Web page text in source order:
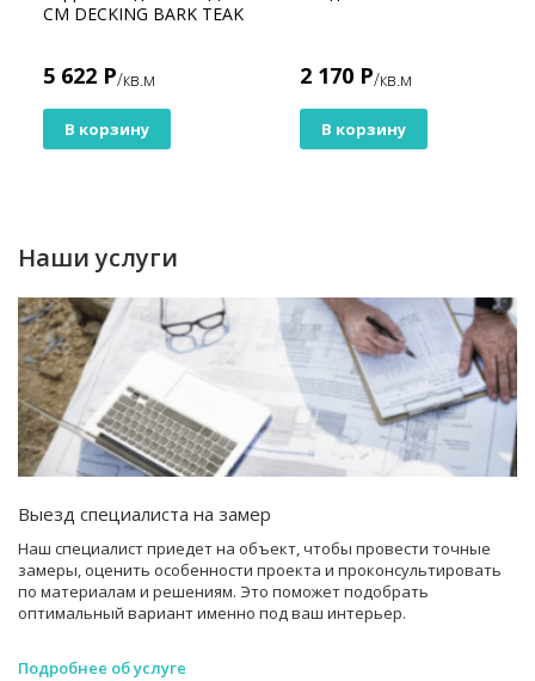
CM DECKING BARK TEAK
5 622 Р/кв.м
В корзину
2 170 Р/кв.м
В корзину
Наши услуги
Выезд специалиста на замер
Наш специалист приедет на объект, чтобы провести точные
замеры, оценить особенности проекта и проконсультировать
по материалам и решениям. Это поможет подобрать
оптимальный вариант именно под ваш интерьер.
Подробнее об услуге